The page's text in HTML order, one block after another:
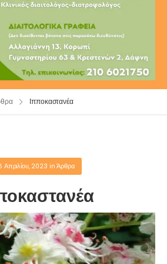
Ιπποκαστανέα
Απριλίου, 2023 inΆρθρα